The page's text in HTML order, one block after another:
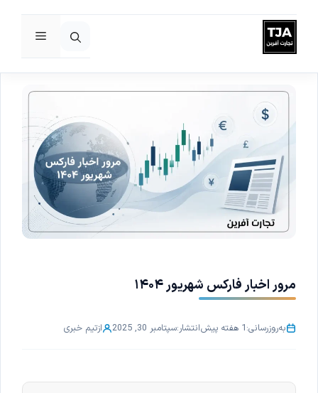
پرش
به
فهرست
مرور اخبار فارکس شهریور ۱۴۰۴
به‌روزرسانی:1 هفته پیش انتشار:سپتامبر 30, 2025 ازتیم خبری